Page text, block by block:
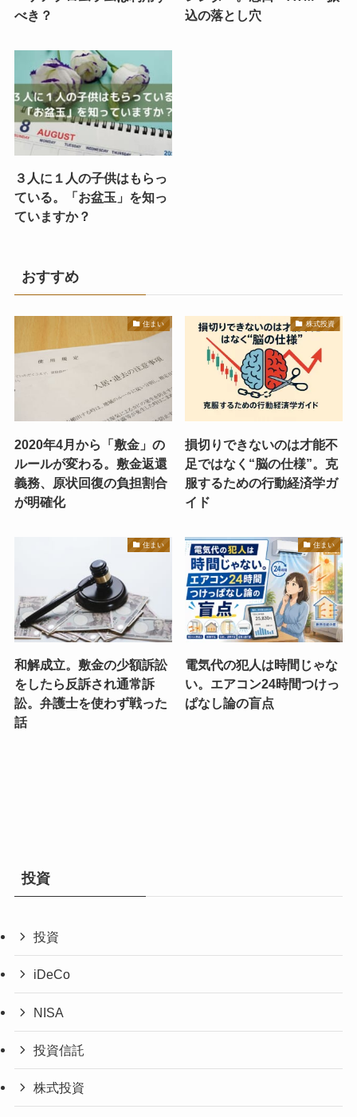
べき？
込の落とし穴
３人に１人の子供はもらっ
ている。「お盆玉」を知っ
ていますか？
おすすめ
住まい
2020年4月から「敷金」の
ルールが変わる。敷金返還
義務、原状回復の負担割合
が明確化
株式投資
損切りできないのは才能不
足ではなく“脳の仕様”。克
服するための行動経済学ガ
イド
住まい
和解成立。敷金の少額訴訟
をしたら反訴され通常訴
訟。弁護士を使わず戦った
話
住まい
電気代の犯人は時間じゃな
い。エアコン24時間つけっ
ぱなし論の盲点
投資
投資
iDeCo
NISA
投資信託
株式投資